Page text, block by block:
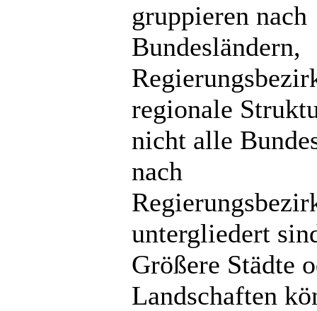
gruppieren nach
Bundesländern,
regionale
nicht alle
nach
untergliedert
Größere Städte
Landschaften